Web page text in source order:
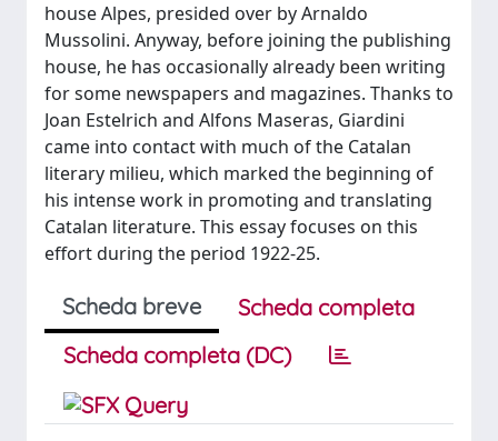
house Alpes, presided over by Arnaldo
Mussolini. Anyway, before joining the publishing
house, he has occasionally already been writing
for some newspapers and magazines. Thanks to
Joan Estelrich and Alfons Maseras, Giardini
came into contact with much of the Catalan
literary milieu, which marked the beginning of
his intense work in promoting and translating
Catalan literature. This essay focuses on this
effort during the period 1922-25.
Scheda breve
Scheda completa
Scheda completa (DC)